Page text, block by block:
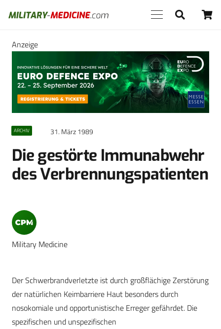
Anzeige
ARCHIV 31. März 1989
Die gestörte Immunabwehr
des Verbrennungspatienten
Military Medicine
Der Schwerbrandverletzte ist durch großflächige Zerstörung
der natürlichen Keimbarriere Haut besonders durch
nosokomiale und opportunistische Erreger gefährdet. Die
spezifischen und unspezifischen